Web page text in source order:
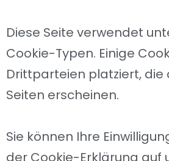
Diese Seite verwendet
Cookie-Typen. Einige
Drittparteien platziert, die
Seiten erscheinen.
Sie können Ihre
der Cookie-Erklärung auf